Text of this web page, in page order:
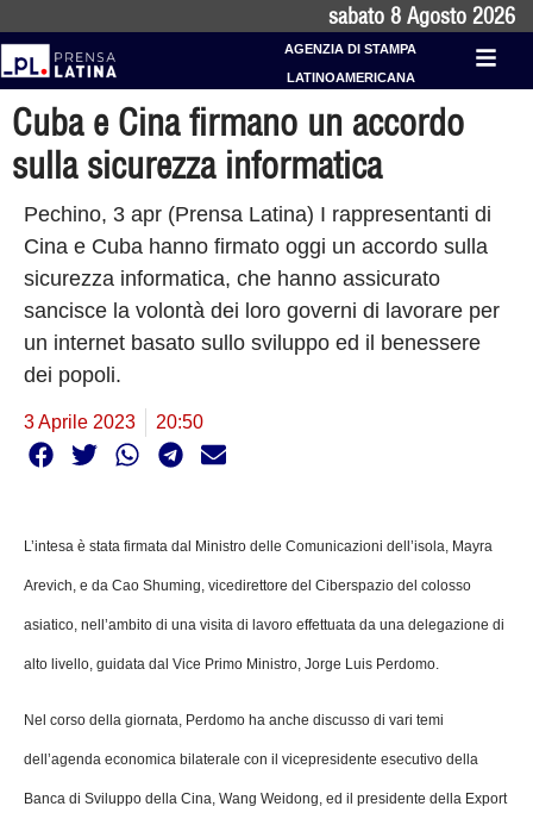
sabato 8 Agosto 2026
AGENZIA DI STAMPA
LATINOAMERICANA
Cuba e Cina firmano un accordo
sulla sicurezza informatica
Pechino, 3 apr (Prensa Latina) I rappresentanti di
Cina e Cuba hanno firmato oggi un accordo sulla
sicurezza informatica, che hanno assicurato
sancisce la volontà dei loro governi di lavorare per
un internet basato sullo sviluppo ed il benessere
dei popoli.
3 Aprile 2023 20:50
L’intesa è stata firmata dal Ministro delle Comunicazioni dell’isola, Mayra
Arevich, e da Cao Shuming, vicedirettore del Ciberspazio del colosso
asiatico, nell’ambito di una visita di lavoro effettuata da una delegazione di
alto livello, guidata dal Vice Primo Ministro, Jorge Luis Perdomo.
Nel corso della giornata, Perdomo ha anche discusso di vari temi
dell’agenda economica bilaterale con il vicepresidente esecutivo della
Banca di Sviluppo della Cina, Wang Weidong, ed il presidente della Export